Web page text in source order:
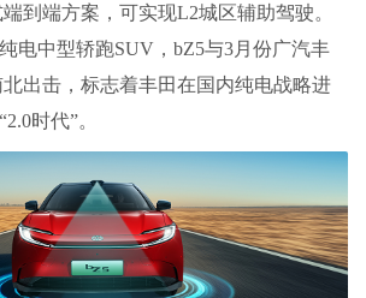
端到端方案，可实现L2城区辅助驾驶。
电中型轿跑SUV，bZ5与3月份广汽丰
出击，标志着丰田在国内纯电战略进
时代”。